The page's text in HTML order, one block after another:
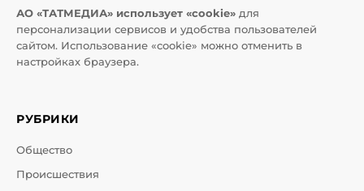
АО «ТАТМЕДИА» использует «cookie» для
персонализации сервисов и удобства пользователей
сайтом. Использование «cookie» можно отменить в
настройках браузера.
РУБРИКИ
Общество
Происшествия